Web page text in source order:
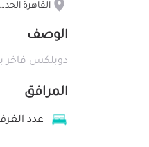
القاهرة الجديدة
الوصف
دوبلكس فاخر
المرافق
عدد